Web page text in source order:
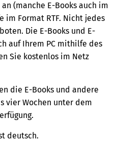
(manche E-Books auch im
im Format RTF. Nicht jedes
Die E-Books und E-
auf Ihrem PC mithilfe des
Sie kostenlos im Netz
die E-Books und andere
vier Wochen unter dem
deutsch.